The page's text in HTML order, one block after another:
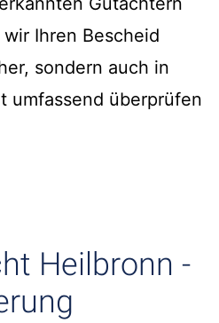
Ihren Bescheid
sondern auch in
umfassend überprüfen
Heilbronn -